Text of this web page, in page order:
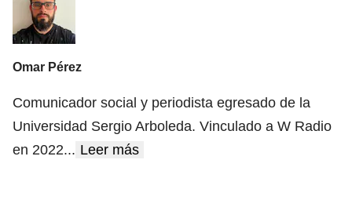
Omar Pérez
Comunicador social y periodista egresado de la
Universidad Sergio Arboleda. Vinculado a W Radio
en 2022... Leer más